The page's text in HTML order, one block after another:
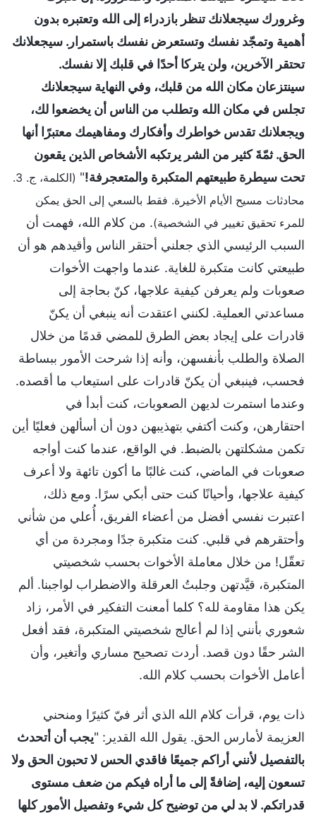
وغرورك سيجعلانك تنظر بازدراء إلى الله وتعتبره بدون
أهمية وتمجّد نفسك وتستعرض نفسك باستمرار. سيجعلانك
تحتقر الآخرين، ولن يتركا أحدًا في قلبك إلا نفسك.
سينتزعان مكان الله من قلبك، وفي النهاية سيجعلانك
تجلس في مكان الله وتطلب من الناس أن يخضعوا لك،
ويجعلانك تقدس خواطرك وأفكارك ومفاهيمك معتبرًا أنها
الحق. ثمّةَ كثير من الشر يرتكبه الأشخاص الذين يقعون
تحت سيطرة طبيعتهم المتكبرة والمتعجرفة!"
(الكلمة، ج. 3.
محادثات مسيح الأيام الأخيرة. فقط بالسعي إلى الحق يمكن
للمرء تحقيق تغيير في الشخصية). من كلام الله، فهمت أن
السبب الرئيسي الذي جعلني أحتقر الناس وأقيدهم هو أن
طبيعتي كانت متكبرة للغاية. عندما واجهت الأخوات
صعوبات ولم يعرفن كيفية علاجها، كنّ بحاجة إلى
مساعدتي العملية. لكنني اعتقدت أنه ينبغي أن يكنّ
قادرات على إيجاد بعض الطرق للمضي قدمًا من خلال
الصلاة والطلب بأنفسهن، وأنه إذا شرحت الأمور ببساطة
فحسب، فينبغي أن يكنّ قادرات على استيعاب ما أقصده.
وعندما استمرت لديهن الصعوبات، كنت أبدأ في
احتقارهن، وكنت أكتفي بتهذيبهن دون أن أسألهن فعليًا أين
تكمن مشكلتهن بالضبط. في الواقع، عندما كنت أواجه
صعوبات في الماضي، كنت غالبًا ما أكون تائهة ولا أعرف
كيفية علاجها، وأحيانًا كنت حتى أبكي سرًا. ومع ذلك،
اعتبرت نفسي أفضل من أعضاء الفريق، أُعلي من شأني
وأحتقرهم في قلبي. كنت متكبرة جدًا ومجردة من أي
تعقّل! من خلال معاملة الأخوات بحسب شخصيتي
المتكبرة، قيَّدتهن وجلبتُ العرقلة والاضطراب لواجبنا. ألم
يكن هذا مقاومة لله؟ كلما أمعنت التفكير في الأمر، زاد
شعوري بأنني إذا لم أعالج شخصيتي المتكبرة، فقد أفعل
الشر حقًا دون قصد. أردت تصحيح مساري وأتغير، وأن
أعامل الأخوات بحسب كلام الله.
ذات يوم، قرأت كلام الله الذي أثر فيّ كثيرًا ومنحني
العزيمة لأمارس الحق. يقول الله القدير: "يجب أن أتحدث
بالتفصيل لأنني أراكم جميعًا فاقدي الحس لا تحبون الحق ولا
تسعون إليه، إضافةً إلى ما أراه فيكم من ضعف مستوى
قدراتكم. لا بد لي من توضيح كل شيء وتفصيل الأمور كلها